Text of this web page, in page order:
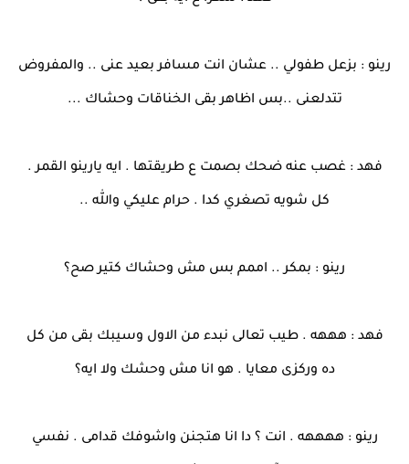
رينو : بزعل طفولي .. عشان انت مسافر بعيد عنى .. والمفروض
تتدلعنى ..بس اظاهر بقى الخناقات وحشاك ...
فهد : غصب عنه ضحك بصمت ع طريقتها . ايه يارينو القمر .
كل شويه تصغري كدا . حرام عليكي والله ..
رينو : بمكر .. اممم بس مش وحشاك كتير صح؟
فهد : هههه . طيب تعالى نبدء من الاول وسيبك بقى من كل
ده وركزى معايا . هو انا مش وحشك ولا ايه؟
رينو : ههههه . انت ؟ دا انا هتجنن واشوفك قدامى . نفسي